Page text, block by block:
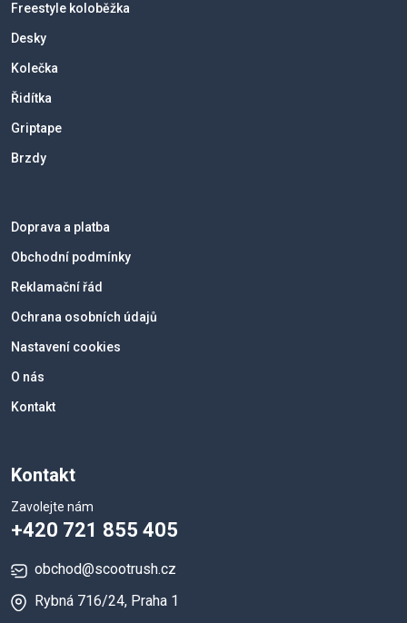
Freestyle koloběžka
Desky
Kolečka
Řidítka
Griptape
Brzdy
Doprava a platba
Obchodní podmínky
Reklamační řád
Ochrana osobních údajů
Nastavení cookies
O nás
Kontakt
Kontakt
Zavolejte nám
+420 721 855 405
obchod@scootrush.cz
Rybná 716/24, Praha 1